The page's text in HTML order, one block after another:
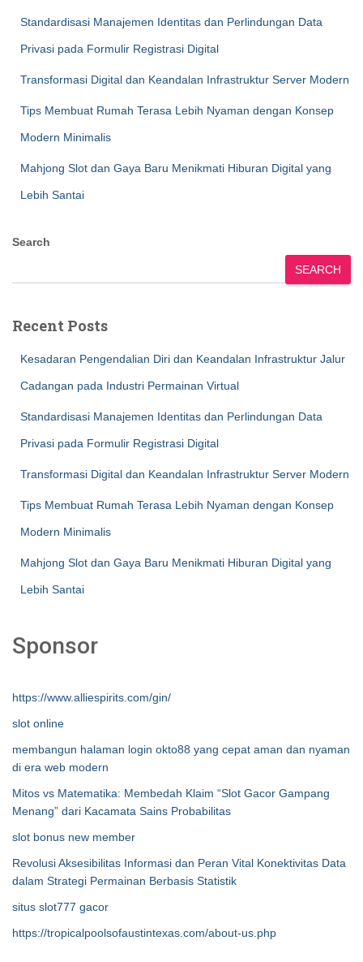
Standardisasi Manajemen Identitas dan Perlindungan Data
Privasi pada Formulir Registrasi Digital
Transformasi Digital dan Keandalan Infrastruktur Server Modern
Tips Membuat Rumah Terasa Lebih Nyaman dengan Konsep
Modern Minimalis
Mahjong Slot dan Gaya Baru Menikmati Hiburan Digital yang
Lebih Santai
Search
SEARCH
Recent Posts
Kesadaran Pengendalian Diri dan Keandalan Infrastruktur Jalur
Cadangan pada Industri Permainan Virtual
Standardisasi Manajemen Identitas dan Perlindungan Data
Privasi pada Formulir Registrasi Digital
Transformasi Digital dan Keandalan Infrastruktur Server Modern
Tips Membuat Rumah Terasa Lebih Nyaman dengan Konsep
Modern Minimalis
Mahjong Slot dan Gaya Baru Menikmati Hiburan Digital yang
Lebih Santai
Sponsor
https://www.alliespirits.com/gin/
slot online
membangun halaman login okto88 yang cepat aman dan nyaman
di era web modern
Mitos vs Matematika: Membedah Klaim “Slot Gacor Gampang
Menang” dari Kacamata Sains Probabilitas
slot bonus new member
Revolusi Aksesibilitas Informasi dan Peran Vital Konektivitas Data
dalam Strategi Permainan Berbasis Statistik
situs slot777 gacor
https://tropicalpoolsofaustintexas.com/about-us.php